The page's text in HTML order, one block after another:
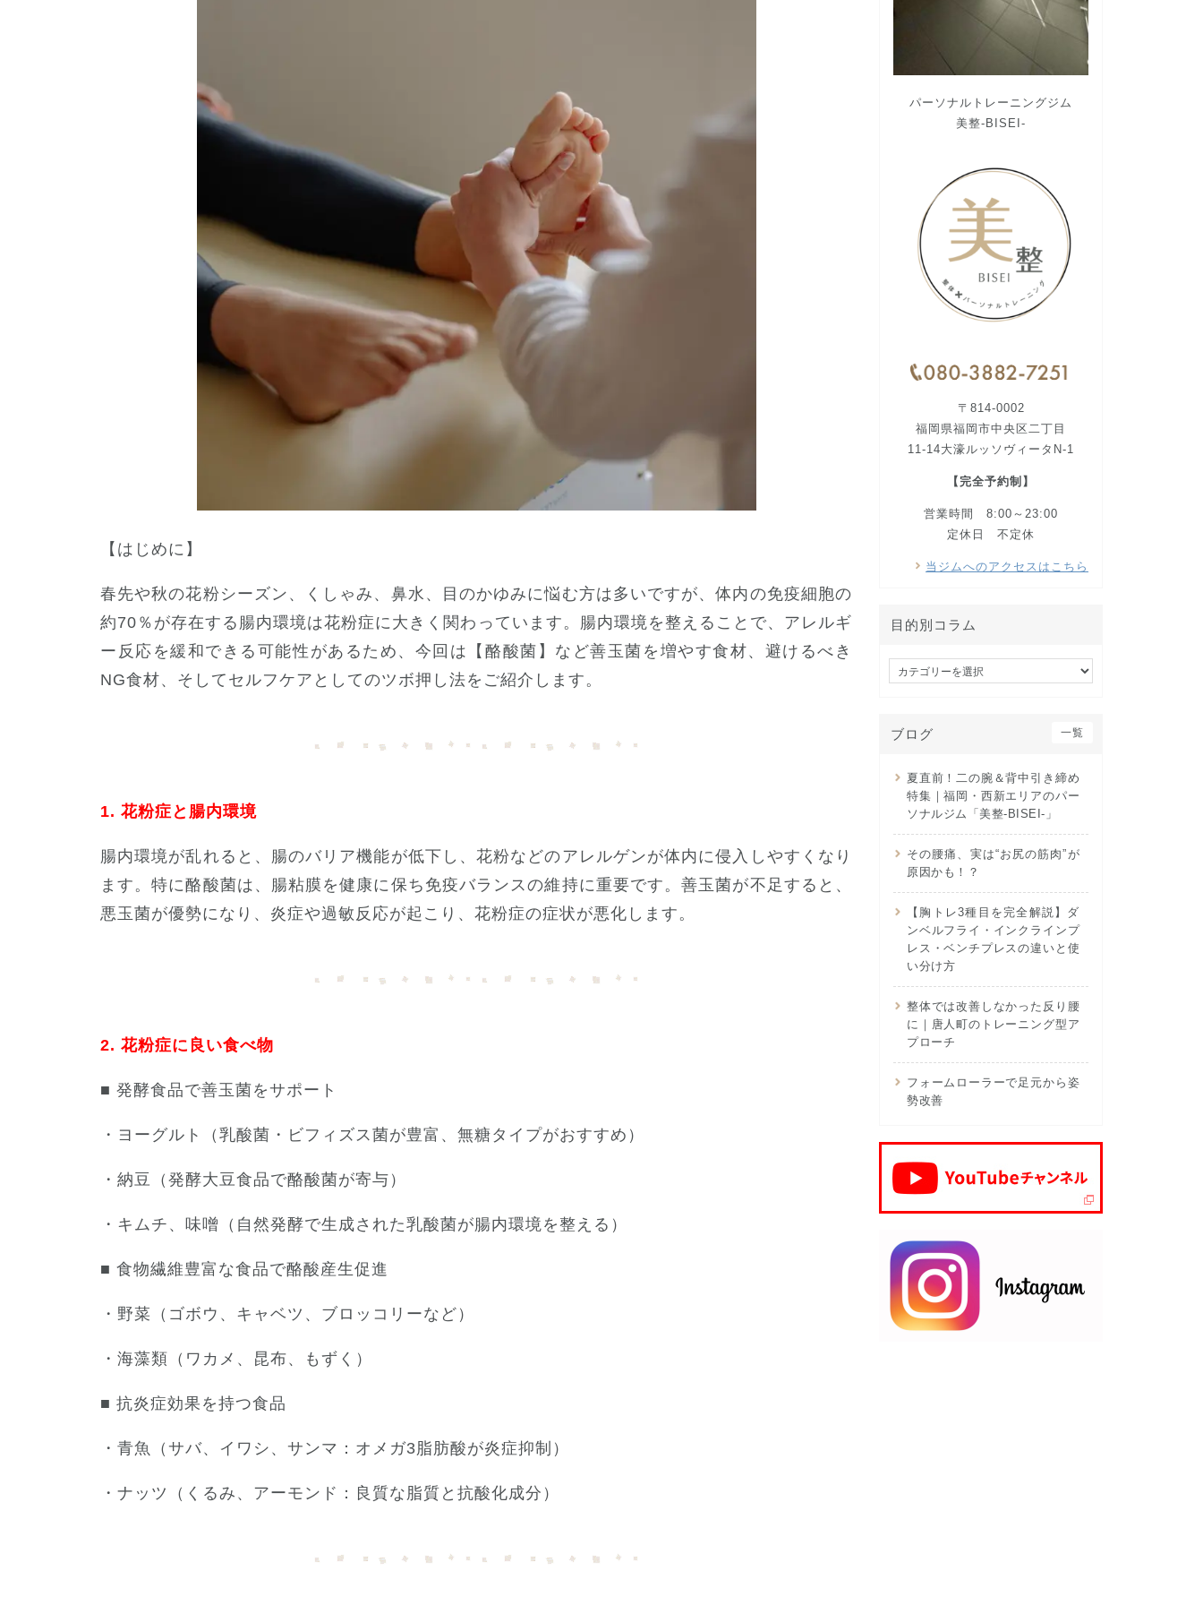
【はじめに】
春先や秋の花粉シーズン、くしゃみ、鼻水、目のかゆみに悩む方は多いですが、体内の免疫細胞の
約70％が存在する腸内環境は花粉症に大きく関わっています。腸内環境を整えることで、アレルギ
ー反応を緩和できる可能性があるため、今回は【酪酸菌】など善玉菌を増やす食材、避けるべき
NG食材、そしてセルフケアとしてのツボ押し法をご紹介します。
1. 花粉症と腸内環境
腸内環境が乱れると、腸のバリア機能が低下し、花粉などのアレルゲンが体内に侵入しやすくなり
ます。特に酪酸菌は、腸粘膜を健康に保ち免疫バランスの維持に重要です。善玉菌が不足すると、
悪玉菌が優勢になり、炎症や過敏反応が起こり、花粉症の症状が悪化します。
2. 花粉症に良い食べ物
■ 発酵食品で善玉菌をサポート
・ヨーグルト（乳酸菌・ビフィズス菌が豊富、無糖タイプがおすすめ）
・納豆（発酵大豆食品で酪酸菌が寄与）
・キムチ、味噌（自然発酵で生成された乳酸菌が腸内環境を整える）
■ 食物繊維豊富な食品で酪酸産生促進
・野菜（ゴボウ、キャベツ、ブロッコリーなど）
・海藻類（ワカメ、昆布、もずく）
■ 抗炎症効果を持つ食品
・青魚（サバ、イワシ、サンマ：オメガ3脂肪酸が炎症抑制）
・ナッツ（くるみ、アーモンド：良質な脂質と抗酸化成分）
パーソナルトレーニングジム
美整-BISEI-
〒814-0002
福岡県福岡市中央区二丁目
11-14大濠ルッソヴィータN-1
【完全予約制】
営業時間 8:00～23:00
定休日 不定休
当ジムへのアクセスはこちら
目的別コラム
的
ラ
ブログ 一覧
夏直前！二の腕＆背中引き締め
特集｜福岡・西新エリアのパー
ソナルジム「美整-BISEI-」
その腰痛、実は“お尻の筋肉”が
原因かも！？
【胸トレ3種目を完全解説】ダ
ンベルフライ・インクラインプ
レス・ベンチプレスの違いと使
い分け方
整体では改善しなかった反り腰
に｜唐人町のトレーニング型ア
プローチ
フォームローラーで足元から姿
勢改善